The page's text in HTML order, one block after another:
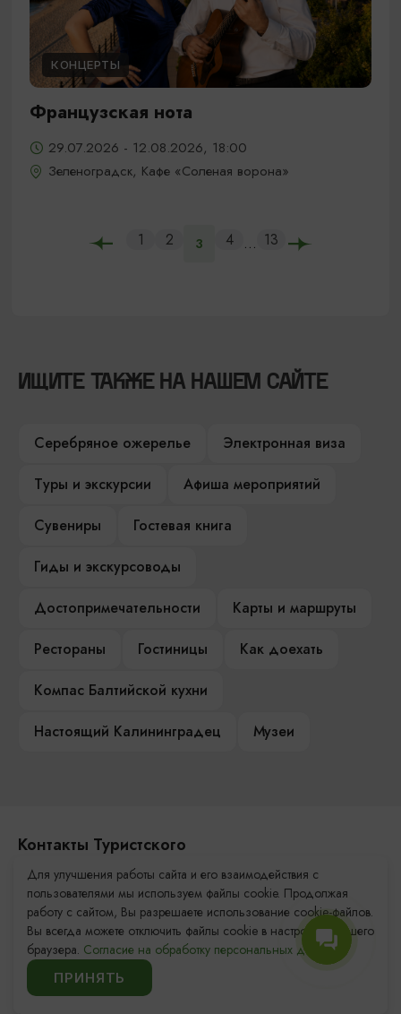
КОНЦЕРТЫ
Французская нота
29.07.2026 - 12.08.2026, 18:00
Зеленоградск, Кафе «Соленая ворона»
1 2 3 4 ... 13
ИЩИТЕ ТАКЖЕ НА НАШЕМ САЙТЕ
Серебряное ожерелье
Электронная виза
Туры и экскурсии
Афиша мероприятий
Сувениры
Гостевая книга
Гиды и экскурсоводы
Достопримечательности
Карты и маршруты
Рестораны
Гостиницы
Как доехать
Компас Балтийской кухни
Настоящий Калининградец
Музеи
Контакты Туристского
информационного центра
+7 (4012) 555-200
8 (800) 200-55-39
info@visit-kaliningrad.ru
Для улучшения работы сайта и его взаимодействия с
пользователями мы используем файлы cookie. Продолжая
работу с сайтом, Вы разрешаете использование cookie-файлов.
Вы всегда можете отключить файлы cookie в настройках Вашего
браузера. Согласие на обработку персональных данных.
ПРИНЯТЬ